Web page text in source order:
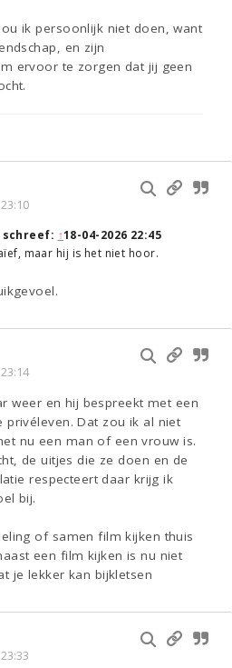
ik persoonlijk niet doen, want
en zijn
ervoor te zorgen dat jij geen
schreef: ↑18-04-2026 22:45
maar hij is het niet hoor.
weer en hij bespreekt met een
privéleven. Dat zou ik al niet
nu een man of een vrouw is.
de uitjes die ze doen en de
respecteert daar krijg ik
bij.
of samen film kijken thuis
een film kijken is nu niet
je lekker kan bijkletsen